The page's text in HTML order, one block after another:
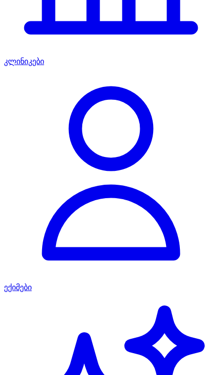
კლინიკები
ექიმები